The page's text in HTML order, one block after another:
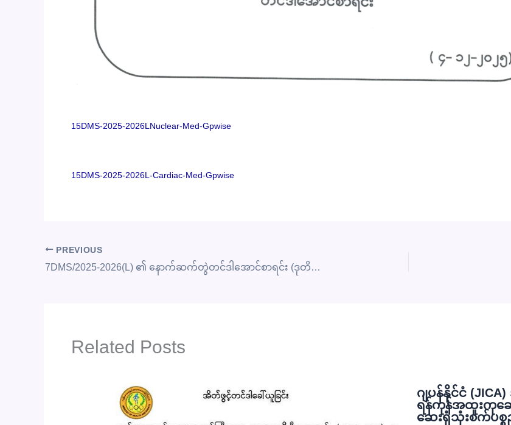
15DMS-2025-2026LNuclear-Med-Gpwise
15DMS-2025-2026L-Cardiac-Med-Gpwise
PREVIOUS
7DMS/2025-2026(L) ၏ နောက်ဆက်တွဲတင်ဒါအောင်စာရင်း (ဒုတိယအကြိမ်)
Related Posts
ဂျပန်နိုင်ငံ
ရန်ကုန်အထူးကုဆ
ဆေးရုံသုံးစက်ပစ္စ